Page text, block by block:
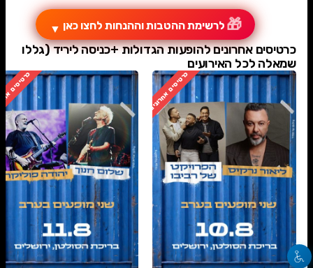
🎁 לרשימת ההטבות וההנחות לחצו כאן ▼
כרטיסים אחרונים להופעות הגדולות +כניסה ליריד (גללו
שמאלה לכל האירועים
כרטיסים אחרונים כרטיסים